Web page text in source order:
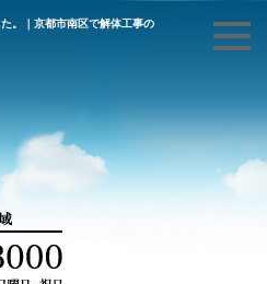
。｜京都市南区で解体工事の